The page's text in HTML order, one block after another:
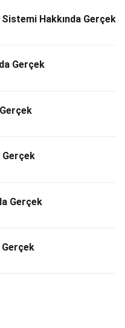
Hakkında Gerçek
Gerçek
Gerçek
Gerçek
Gerçek